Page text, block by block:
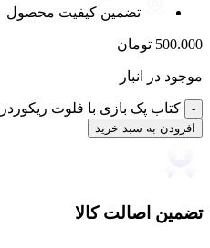
تضمین کیفیت محصول
500.000 تومان
موجود در انبار
کتاب پک بازی با فلوت
افزودن به سبد خرید
تضمین اصالت کالا